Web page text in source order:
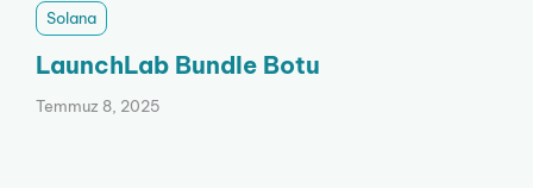
Solana
LaunchLab Bundle Botu
Temmuz 8, 2025